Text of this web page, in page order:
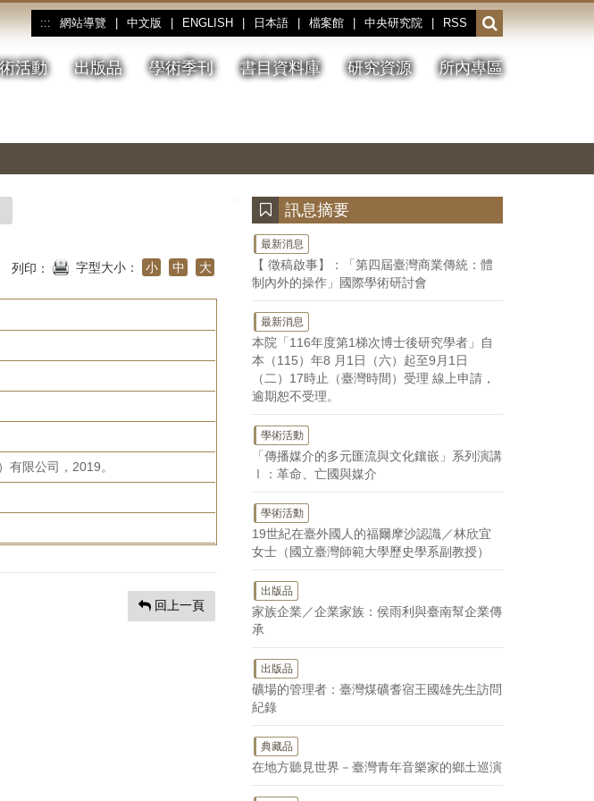
::: 網站導覽 中文版 ENGLISH 日本語 檔案館 中央研究院 RSS
開
啟
或
收
活動 出版品 學術季刊 書目資料庫 研究資源 所內專區
停、
圖
圖
結
列印： 字型大小： 小 中 大
有限公司，2019。
回上一頁
訊息摘要
最新消息
【 徵稿啟事】：「第四屆臺灣商業傳統：體
制內外的操作」國際學術研討會
最新消息
本院「116年度第1梯次博士後研究學者」自
本（115）年8 月1日（六）起至9月1日
（二）17時止（臺灣時間）受理 線上申請，
逾期恕不受理。
學術活動
「傳播媒介的多元匯流與文化鑲嵌」系列演講
Ⅰ：革命、亡國與媒介
學術活動
19世紀在臺外國人的福爾摩沙認識／林欣宜
女士（國立臺灣師範大學歷史學系副教授）
出版品
家族企業／企業家族：侯雨利與臺南幫企業傳
承
出版品
礦場的管理者：臺灣煤礦耆宿王國雄先生訪問
紀錄
典藏品
在地方聽見世界－臺灣青年音樂家的鄉土巡演